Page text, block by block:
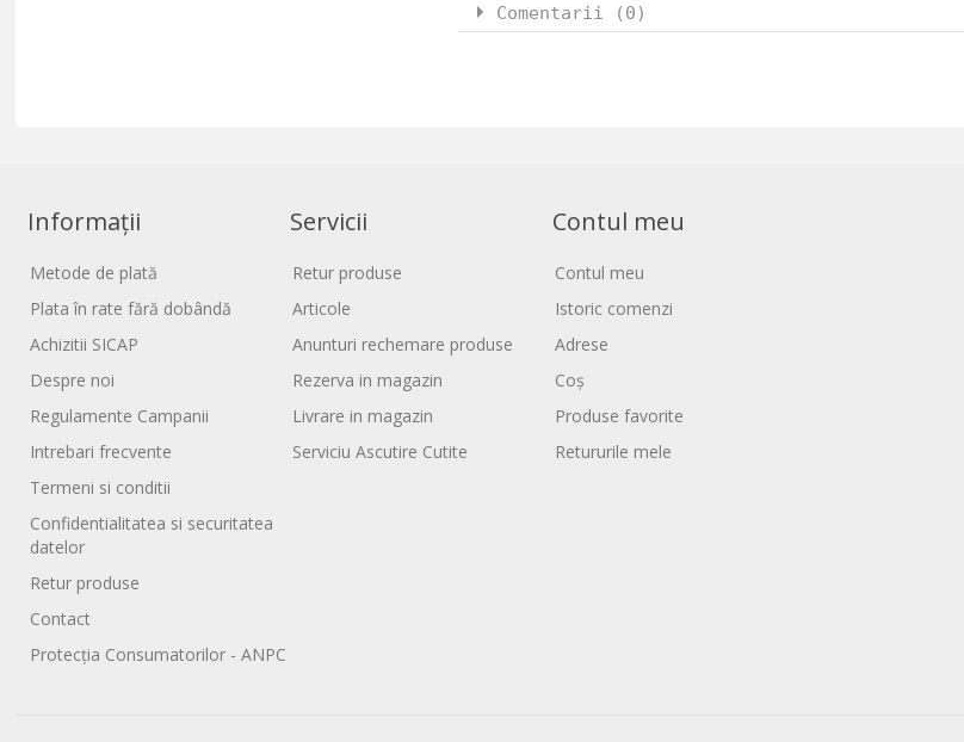
Comentarii (0)
Informații
Metode de plată
Plata în rate fără dobândă
Achizitii SICAP
Despre noi
Regulamente Campanii
Intrebari frecvente
Termeni si conditii
Confidentialitatea si securitatea
datelor
Retur produse
Contact
Protecția Consumatorilor - ANPC
Servicii
Retur produse
Articole
Anunturi rechemare produse
Rezerva in magazin
Livrare in magazin
Serviciu Ascutire Cutite
Contul meu
Contul meu
Istoric comenzi
Adrese
Coș
Produse favorite
Retururile mele